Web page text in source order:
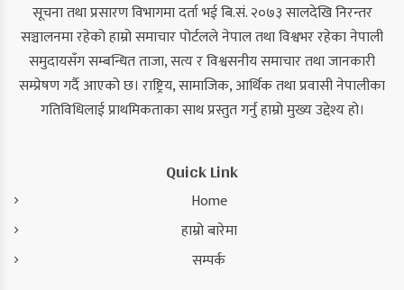
सूचना तथा प्रसारण विभागमा दर्ता भई बि.सं. २०७३ सालदेखि निरन्तर
सञ्चालनमा रहेको हाम्रो समाचार पोर्टलले नेपाल तथा विश्वभर रहेका नेपाली
समुदायसँग सम्बन्धित ताजा, सत्य र विश्वसनीय समाचार तथा जानकारी
सम्प्रेषण गर्दै आएको छ। राष्ट्रिय, सामाजिक, आर्थिक तथा प्रवासी नेपालीका
गतिविधिलाई प्राथमिकताका साथ प्रस्तुत गर्नु हाम्रो मुख्य उद्देश्य हो।
Quick Link
Home
हाम्रो बारेमा
सम्पर्क